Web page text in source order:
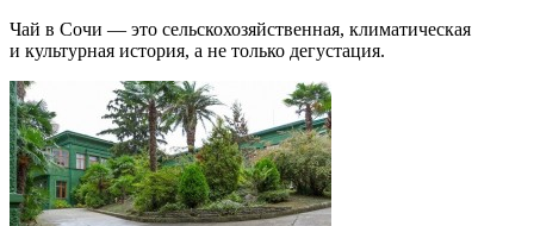
Чай в Сочи — это сельскохозяйственная, климатическая
и культурная история, а не только дегустация.